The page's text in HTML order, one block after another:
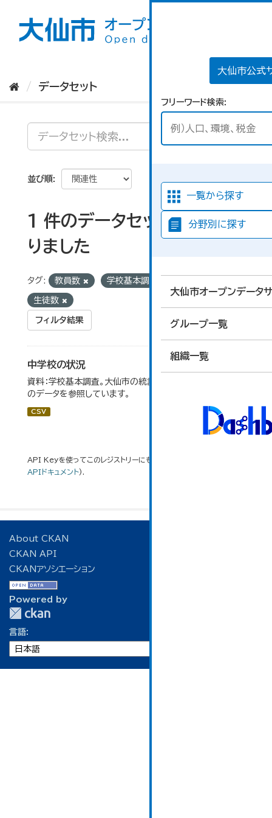
大仙市公式
フリーワード検索
一覧から探す
分野別に探す
大仙市オープンデータ
グループ一覧
組織一覧
データセット
並び順
1 件のデータセットが見つか
りました
タグ: 教員数 学校基本調査
生徒数
フィルタ結果
中学校の状況
資料：学校基本調査。大仙市の統計「14-5 中学校の状況」
のデータを参照しています。
CSV
API Keyを使ってこのレジストリーにもアクセス可能です
APIドキュメント).
About CKAN
CKAN API
CKANアソシエーション
Powered by
言語